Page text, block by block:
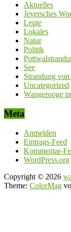
Aktuelles
Jeversches
Leute
Lokales
Natur
Politik
See
Strandung
Uncategorized
Wangerooge
Meta
Anmelden
Eintrags-Feed
Kommentar-
WordPress.org
Copyright © 2026
Theme: ColorMag